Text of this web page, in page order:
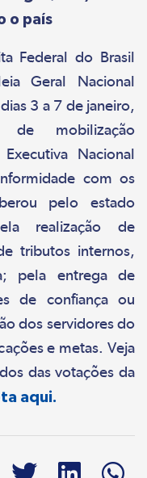
o país
Federal do Brasil
Geral Nacional
3 a 7 de janeiro,
de mobilização
Nacional
com os
pelo estado
realização de
tributos internos,
pela entrega de
de confiança ou
dos servidores do
e metas. Veja
das votações da
aqui.